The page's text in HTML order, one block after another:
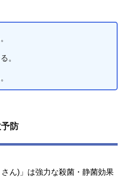
。
防
ん)」は強力な殺菌・静菌効果